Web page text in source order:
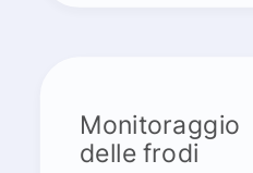
Monitoraggio
delle frodi